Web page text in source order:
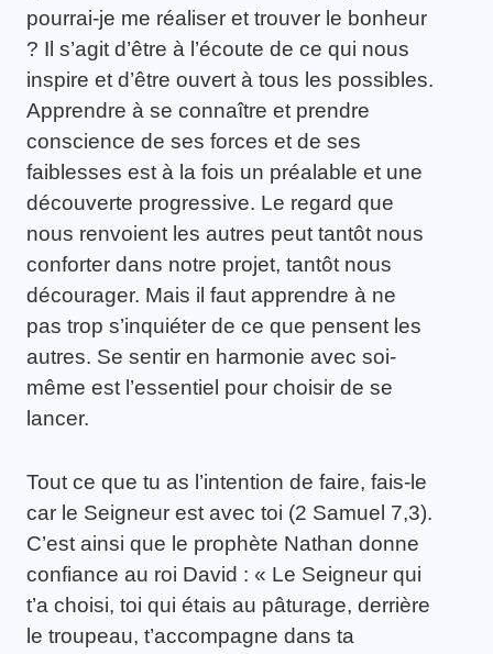
pourrai-je me réaliser et trouver le bonheur
? Il s’agit d’être à l’écoute de ce qui nous
inspire et d’être ouvert à tous les possibles.
Apprendre à se connaître et prendre
conscience de ses forces et de ses
faiblesses est à la fois un préalable et une
découverte progressive. Le regard que
nous renvoient les autres peut tantôt nous
conforter dans notre projet, tantôt nous
décourager. Mais il faut apprendre à ne
pas trop s’inquiéter de ce que pensent les
autres. Se sentir en harmonie avec soi-
même est l’essentiel pour choisir de se
lancer.
Tout ce que tu as l’intention de faire, fais-le
car le Seigneur est avec toi (2 Samuel 7,3).
C’est ainsi que le prophète Nathan donne
confiance au roi David : « Le Seigneur qui
t’a choisi, toi qui étais au pâturage, derrière
le troupeau, t’accompagne dans ta